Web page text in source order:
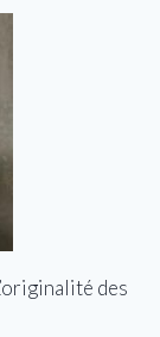
des